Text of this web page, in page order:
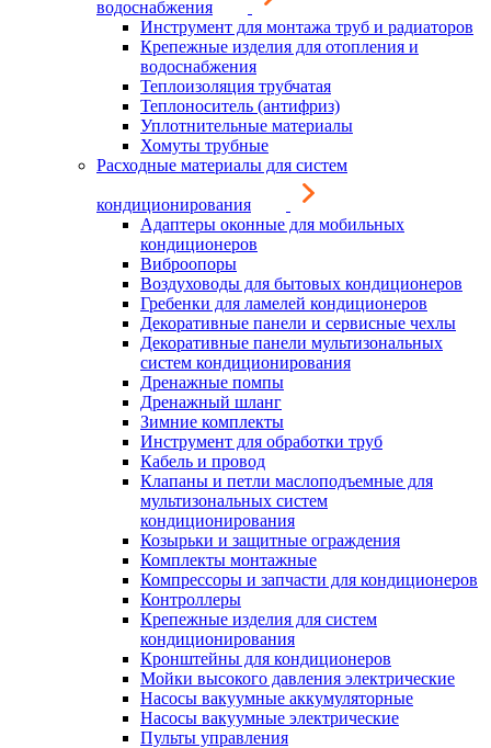
водоснабжения
Инструмент для монтажа труб и радиаторов
Крепежные изделия для отопления и
водоснабжения
Теплоизоляция трубчатая
Теплоноситель (антифриз)
Уплотнительные материалы
Хомуты трубные
Расходные материалы для систем
кондиционирования
Адаптеры оконные для мобильных
кондиционеров
Виброопоры
Воздуховоды для бытовых кондиционеров
Гребенки для ламелей кондиционеров
Декоративные панели и сервисные чехлы
Декоративные панели мультизональных
систем кондиционирования
Дренажные помпы
Дренажный шланг
Зимние комплекты
Инструмент для обработки труб
Кабель и провод
Клапаны и петли маслоподъемные для
мультизональных систем
кондиционирования
Козырьки и защитные ограждения
Комплекты монтажные
Компрессоры и запчасти для кондиционеров
Контроллеры
Крепежные изделия для систем
кондиционирования
Кронштейны для кондиционеров
Мойки высокого давления электрические
Насосы вакуумные аккумуляторные
Насосы вакуумные электрические
Пульты управления